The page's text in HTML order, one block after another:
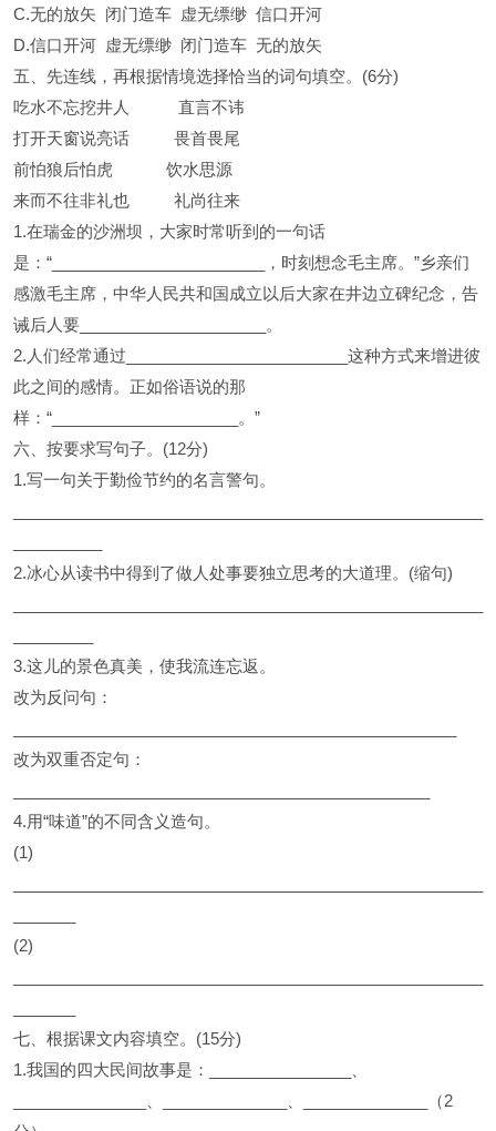
C.无的放矢 闭门造车 虚无缥缈 信口开河
D.信口开河 虚无缥缈 闭门造车 无的放矢
五、先连线，再根据情境选择恰当的词句填空。(6分)
吃水不忘挖井人 直言不讳
打开天窗说亮话 畏首畏尾
前怕狼后怕虎 饮水思源
来而不往非礼也 礼尚往来
1.在瑞金的沙洲坝，大家时常听到的一句话
是：“________________________，时刻想念毛主席。”乡亲们
感激毛主席，中华人民共和国成立以后大家在井边立碑纪念，告
诫后人要_____________________。
2.人们经常通过_________________________这种方式来增进彼
此之间的感情。正如俗语说的那
样：“_____________________。”
六、按要求写句子。(12分)
1.写一句关于勤俭节约的名言警句。
2.冰心从读书中得到了做人处事要独立思考的大道理。(缩句)
3.这儿的景色真美，使我流连忘返。
改为反问句：
改为双重否定句：
4.用“味道”的不同含义造句。
(1)
(2)
七、根据课文内容填空。(15分)
1.我国的四大民间故事是：________________、
_______________、______________、______________（2